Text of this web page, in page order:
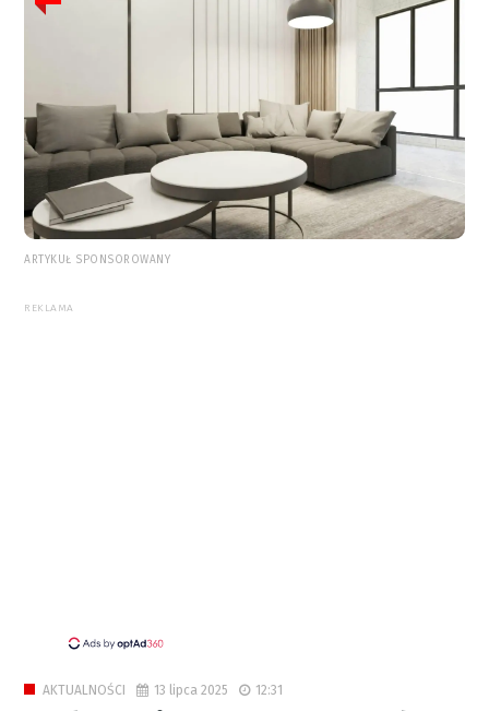
ARTYKUŁ SPONSOROWANY
REKLAMA
AKTUALNOŚCI 13 lipca 2025 12:31